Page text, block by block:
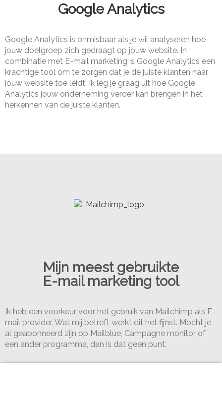
Google Analytics
Google Analytics is onmisbaar als je wil analyseren hoe
jouw doelgroep zich gedraagt op jouw website. In
combinatie met E-mail marketing is Google Analytics een
krachtige tool om te zorgen dat je de juiste klanten naar
jouw website toe leidt. Ik leg je graag uit hoe Google
Analytics jouw onderneming verder kan brengen in het
herkennen van de juiste klanten.
Mijn meest gebruikte
E-mail marketing tool
Ik heb een voorkeur voor het gebruik van Mailchimp als E-
mail provider. Wat mij betreft werkt dit het fijnst. Mocht je
al geabonneerd zijn op Mailblue, Campagne monitor of
een ander programma, dan is dat geen punt.